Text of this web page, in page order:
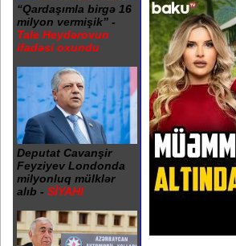
“Qardaşımla birgə 16
milyon vermişik” -
Tale Heydərovun
ifadəsi oxundu
Deputat Cavanşir
Feyziyev Londonda
milyonluq mülklər
alıb - SİYAHI